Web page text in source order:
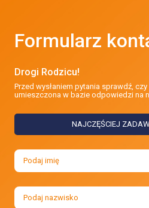
Formularz
Drogi Rodzicu!
Przed wysłaniem pytania sprawdź,
umieszczona w bazie odpowiedzi na
NAJCZĘŚCIEJ